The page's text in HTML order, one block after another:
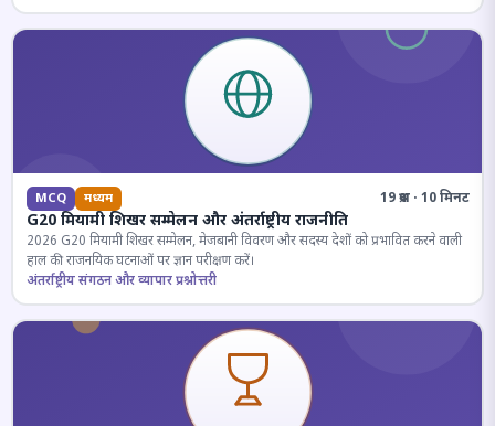
MCQ मध्यम 19 प्रश्न · 10 मिनट
G20 मियामी शिखर सम्मेलन और अंतर्राष्ट्रीय राजनीति
2026 G20 मियामी शिखर सम्मेलन, मेजबानी विवरण और सदस्य देशों को प्रभावित करने वाली
हाल की राजनयिक घटनाओं पर ज्ञान परीक्षण करें।
अंतर्राष्ट्रीय संगठन और व्यापार प्रश्नोत्तरी